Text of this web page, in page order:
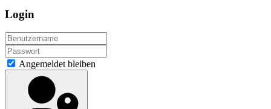
Login
Angemeldet bleiben